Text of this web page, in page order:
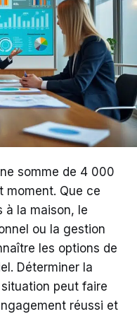
somme de 4 000
moment. Que ce
à la maison, le
ou la gestion
les options de
Déterminer la
peut faire
réussi et